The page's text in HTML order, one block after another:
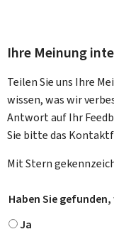
Ihre Meinung
Teilen Sie uns Ihre
wissen, was wir
Antwort auf Ihr
Sie bitte das
Mit Stern
Haben Sie
Ja